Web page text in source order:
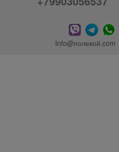
Info@полевой.com